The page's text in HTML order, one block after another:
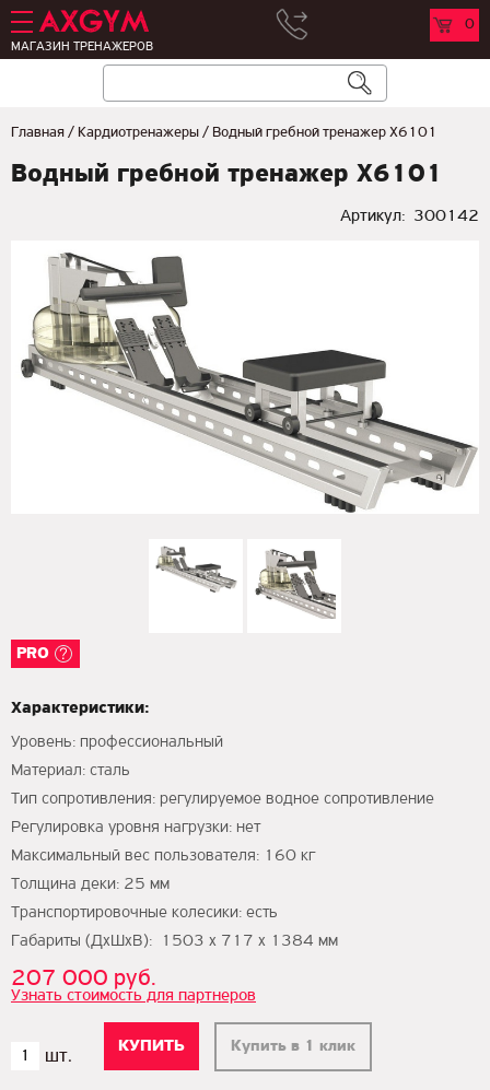
МАГАЗИН ТРЕНАЖЕРОВ
0
Главная / Кардиотренажеры / Водный гребной тренажер X6101
Водный гребной тренажер X6101
Артикул: 300142
PRO
Характеристики:
Уровень: профессиональный
Материал: сталь
Тип сопротивления: регулируемое водное сопротивление
Регулировка уровня нагрузки: нет
Максимальный вес пользователя: 160 кг
Толщина деки: 25 мм
Транспортировочные колесики: есть
Габариты (ДхШхВ): 1503 х 717 х 1384 мм
207 000 руб.
Узнать стоимость для партнеров
Купить в 1 клик